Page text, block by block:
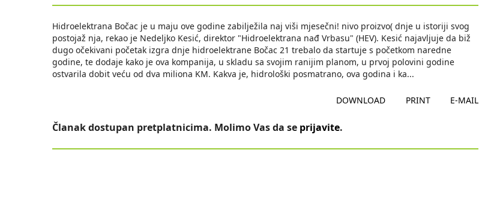
Hidroelektrana Bočac je u maju ove godine zabilježila naj viši mjesečni! nivo proizvo( dnje u istoriji svog
postojaž nja, rekao je Nedeljko Kesić, direktor "Hidroelektrana nađ Vrbasu" (HEV). Kesić najavljuje da biž
dugo očekivani početak izgra dnje hidroelektrane Bočac 21 trebalo da startuje s početkom naredne
godine, te dodaje kako je ova kompanija, u skladu sa svojim ranijim planom, u prvoj polovini godine
ostvarila dobit veću od dva miliona KM. Kakva je, hidrološki posmatrano, ova godina i ka...
DOWNLOAD PRINT E-MAIL
Članak dostupan pretplatnicima. Molimo Vas da se prijavite.